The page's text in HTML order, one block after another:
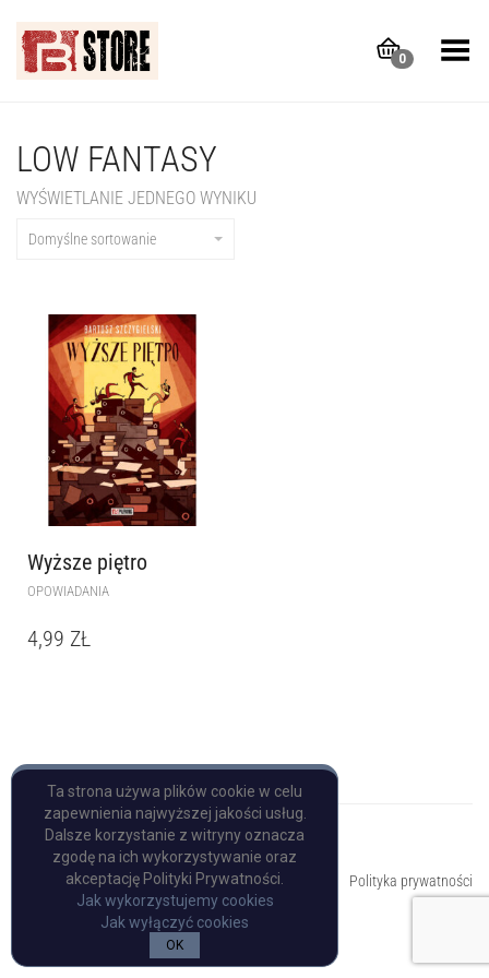
0
Toggle Menu
LOW FANTASY
WYŚWIETLANIE JEDNEGO WYNIKU
Domyślne sortowanie
Wyższe piętro
OPOWIADANIA
4,99 ZŁ
Copyright © Pulp Books
Polityka prywatności
Ta strona używa plików cookie w celu
zapewnienia najwyższej jakości usług.
Dalsze korzystanie z witryny oznacza
zgodę na ich wykorzystywanie oraz
akceptację Polityki Prywatności.
Jak wykorzystujemy cookies
Jak wyłączyć cookies
OK